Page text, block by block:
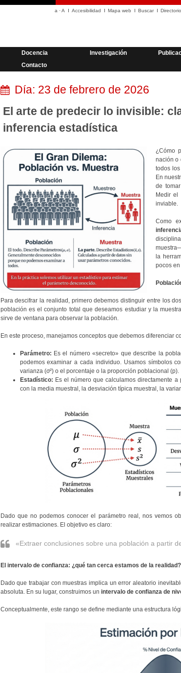
a ·A Accesibilidad Mapa web Buscar Directorio
Docencia Investigación
Contacto
Día: 23 de febrero de 2026
El arte de predecir lo invisible:
inferencia estadística
¿Cómo
nación o
todos
En
de
Medir el
inviable.
Como
la
pocos
Para descifrar la realidad, primero debemos distinguir entre los
población es el conjunto total que deseamos estudiar y la
sirve de ventana para observar la población.
En este proceso, manejamos conceptos que debemos diferenciar
Parámetro: Es el número «secreto» que describe la
podemos examinar a cada individuo. Usamos símbolos
varianza (σ²) o el porcentaje o la proporción poblacional (p).
Estadístico: Es el número que calculamos directamente
con la media muestral, la desviación típica muestral, la
Dado que no podemos conocer el parámetro real, nos vemos
realizar estimaciones. El objetivo es claro:
«Extraer conclusiones sobre una población a partir
El intervalo de confianza: ¿qué tan cerca estamos de la realidad?
Dado que trabajar con muestras implica un error aleatorio
absoluta. En su lugar, construimos un intervalo de confianza de
Conceptualmente, este rango se define mediante una estructura